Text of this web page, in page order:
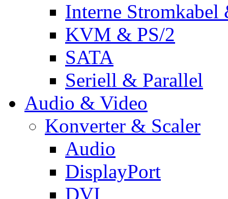
Interne Stromkabel
KVM & PS/2
SATA
Seriell & Parallel
Audio & Video
Konverter & Scaler
Audio
DisplayPort
DVI